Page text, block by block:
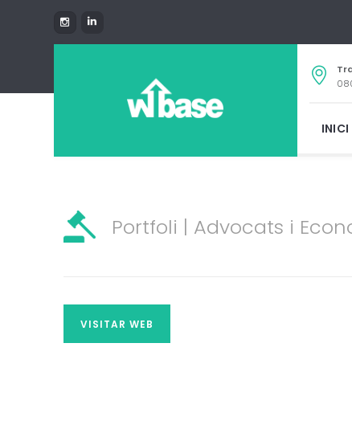
INICI
Portfoli | Advocats i
VISITAR WEB